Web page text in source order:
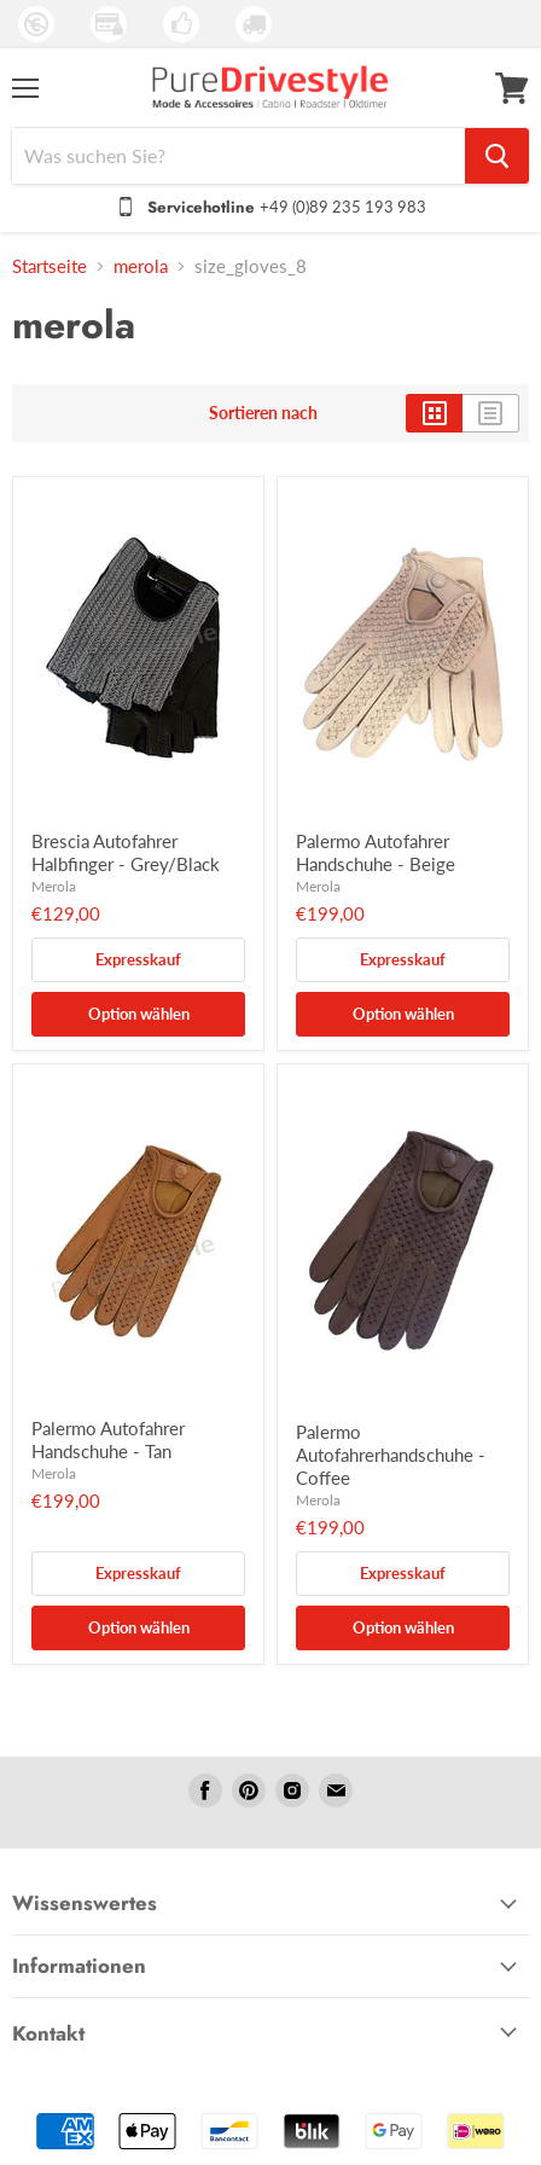
Servicehotline +49 (0)89 235 193 983
Startseite merola size_gloves_8
merola
Sortieren nach
Brescia Autofahrer
Halbfinger - Grey/Black
Merola
€129,00
Expresskauf
Option wählen
Palermo Autofahrer
Handschuhe - Beige
Merola
€199,00
Expresskauf
Option wählen
Palermo Autofahrer
Handschuhe - Tan
Merola
€199,00
Expresskauf
Option wählen
Palermo
Autofahrerhandschuhe -
Coffee
Merola
€199,00
Expresskauf
Option wählen
Folgen
Folgen
Folgen
Wissenswertes
Informationen
Kontakt